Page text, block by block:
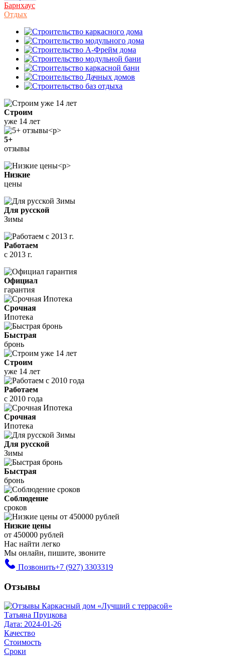
Барнхаус
Отдых
Строим
уже 14 лет
5+
отзывы
Низкие
цены
Для русской
Зимы
Работаем
с 2013 г.
Официал
гарантия
Срочная
Ипотека
Быстрая
бронь
Строим
уже 14 лет
Работаем
с 2010 года
Срочная
Ипотека
Для русской
Зимы
Быстрая
бронь
Соблюдение
сроков
Низкие цены
от 450000 рублей
Нас найти легко
Мы онлайн, пишите, звоните
Позвонить+7 (927) 3303319
Отзывы
Татьяна Пруцкова
Дата: 2024-01-26
Качество
Стоимость
Сроки